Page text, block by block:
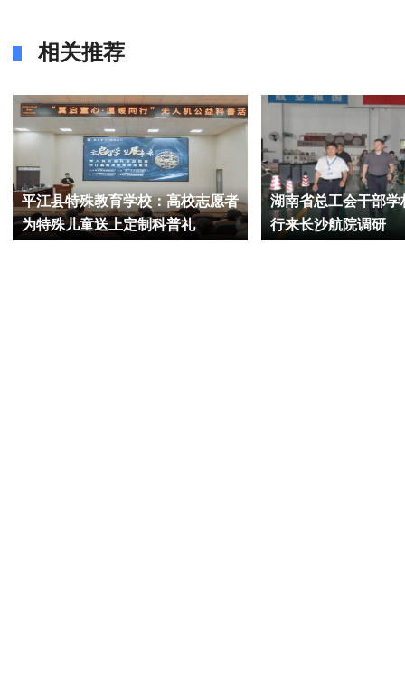
相关推荐
平江县特殊教育学校：高校志愿者
为特殊儿童送上定制科普礼
湖南省总工会干部学
行来长沙航院调研